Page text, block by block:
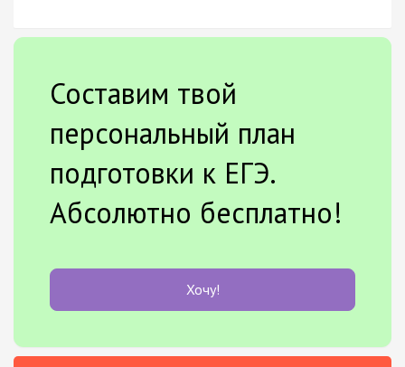
Составим твой
персональный план
подготовки к ЕГЭ.
Абсолютно бесплатно!
Хочу!